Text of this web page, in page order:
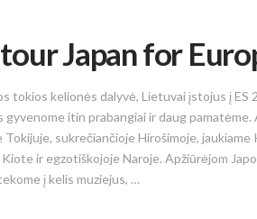
Japan for
tokios kelionės dalyvė, Lietuvai įstojus į ES
gyvenome itin prabangiai ir daug
Tokijuje, sukrečiančioje Hirošimoje,
ir egzotiškojoje Naroje. Apžiūrėjom
į kelis muziejus, …